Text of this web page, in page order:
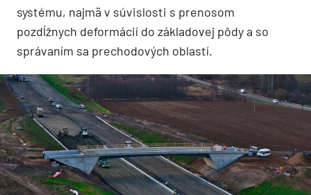
systému, najmä v súvislosti s prenosom
pozdĺžnych deformácií do základovej pôdy a so
správaním sa prechodových oblastí.